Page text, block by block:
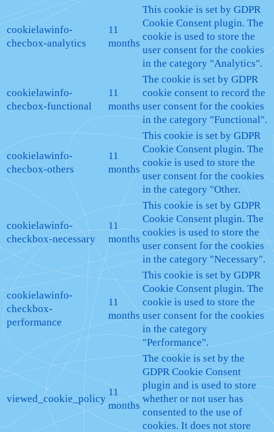
cookielawinfo-
checbox-analytics
11
months
This cookie is set by GDPR
Cookie Consent plugin. The
cookie is used to store the
user consent for the cookies
in the category "Analytics".
cookielawinfo-
checbox-functional
11
months
The cookie is set by GDPR
cookie consent to record the
user consent for the cookies
in the category "Functional".
cookielawinfo-
checbox-others
11
months
This cookie is set by GDPR
Cookie Consent plugin. The
cookie is used to store the
user consent for the cookies
in the category "Other.
cookielawinfo-
checkbox-necessary
11
months
This cookie is set by GDPR
Cookie Consent plugin. The
cookies is used to store the
user consent for the cookies
in the category "Necessary".
cookielawinfo-
checkbox-
performance
11
months
This cookie is set by GDPR
Cookie Consent plugin. The
cookie is used to store the
user consent for the cookies
in the category
"Performance".
viewed_cookie_policy
11
months
The cookie is set by the
GDPR Cookie Consent
plugin and is used to store
whether or not user has
consented to the use of
cookies. It does not store